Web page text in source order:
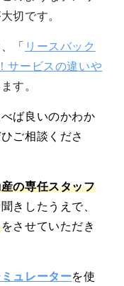
切です。
「 リースバック
サービスの違いや
す。
ば良いのかわか
ご相談くださ
の専任スタッフ
きしたうえで、
をさせていただき
ュレーターを使